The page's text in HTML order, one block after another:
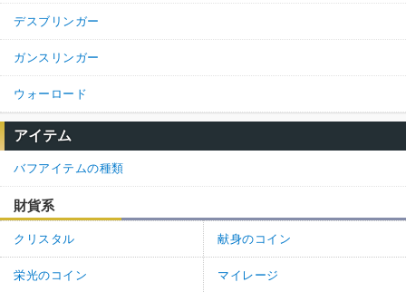
デスブリンガー
ガンスリンガー
ウォーロード
アイテム
バフアイテムの種類
財貨系
クリスタル 献身のコイン
栄光のコイン マイレージ